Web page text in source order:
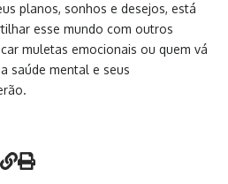
planos, sonhos e desejos, está
esse mundo com outros
muletas emocionais ou quem vá
saúde mental e seus